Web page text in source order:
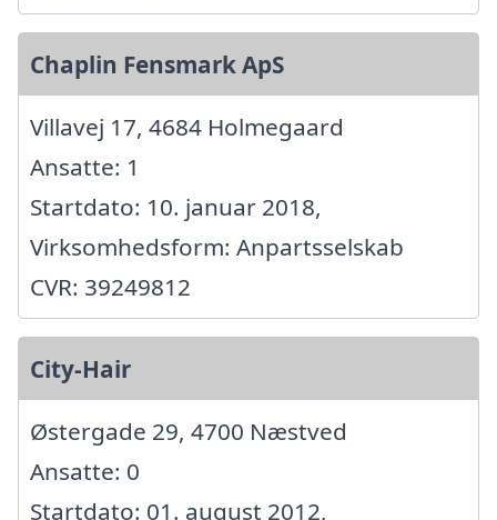
Chaplin Fensmark ApS
Villavej 17, 4684 Holmegaard
Ansatte: 1
Startdato: 10. januar 2018,
Virksomhedsform: Anpartsselskab
CVR: 39249812
City-Hair
Østergade 29, 4700 Næstved
Ansatte: 0
Startdato: 01. august 2012,